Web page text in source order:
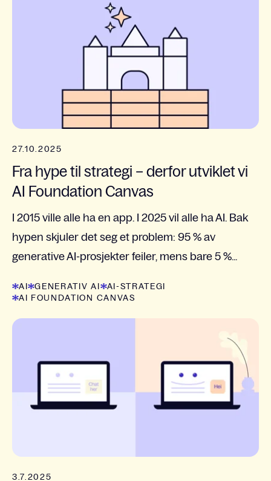
27.10.2025
Fra hype til strategi – derfor utviklet vi
AI Foundation Canvas
I 2015 ville alle ha en app. I 2025 vil alle ha AI. Bak
hypen skjuler det seg et problem: 95 % av
generative AI-prosjekter feiler, mens bare 5 %...
AI GENERATIV AI
AI-STRATEGI
AI FOUNDATION CANVAS
3.7.2025